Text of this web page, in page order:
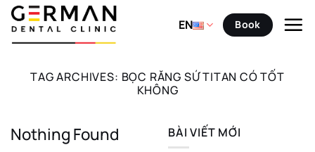
Skip
content
EN Book
TAG ARCHIVES: BỌC RĂNG SỨ TITAN CÓ TỐT
KHÔNG
Nothing Found BÀI VIẾT MỚI